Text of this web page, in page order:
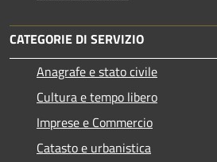
CATEGORIE DI SERVIZIO
Anagrafe e stato civile
Cultura e tempo libero
Imprese e Commercio
Catasto e urbanistica